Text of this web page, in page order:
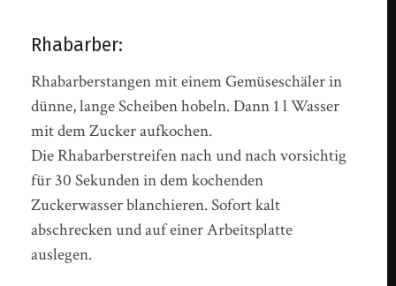
Rhabarber:
Rhabarberstangen mit einem Gemüseschäler in
dünne, lange Scheiben hobeln. Dann 1 l Wasser
mit dem Zucker aufkochen.
Die Rhabarberstreifen nach und nach vorsichtig
für 30 Sekunden in dem kochenden
Zuckerwasser blanchieren. Sofort kalt
abschrecken und auf einer Arbeitsplatte
auslegen.